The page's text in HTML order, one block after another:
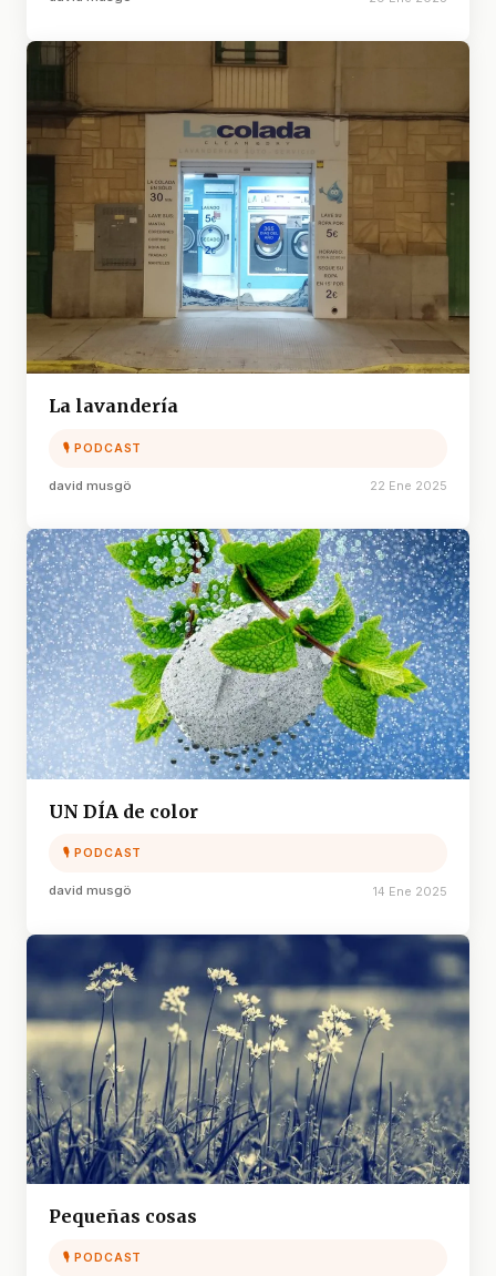
La lavandería
🎙 PODCAST
david musgö 22 Ene 2025
UN DÍA de color
🎙 PODCAST
david musgö 14 Ene 2025
Pequeñas cosas
🎙 PODCAST